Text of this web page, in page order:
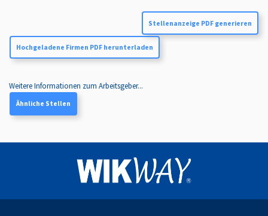
Stellenanzeige PDF generieren
Hochgeladene Firmen PDF herunterladen
Weitere Informationen zum Arbeitsgeber...
Ähnliche Stellen